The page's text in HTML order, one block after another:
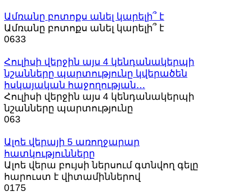
Ամռանը բոտոքս անել կարելի՞ է
Ամռանը բոտոքս անել կարելի՞ է
0633
Հուլիսի վերջին այս 4 կենդանակերպի
նշանները պարտությունը կվերածեն
հսկայական հաջողության․․․
Հուլիսի վերջին այս 4 կենդանակերպի
նշանները պարտությունը
063
Ալոե վերայի 5 առողջարար
հատկությունները
Ալոե վերա բույսի ներսում գտնվող գելը
հարուստ է վիտամիններով
0175